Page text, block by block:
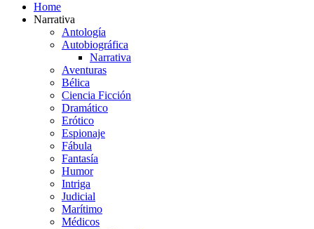
Home
Narrativa
Antología
Autobiográfica
Narrativa
Aventuras
Bélica
Ciencia Ficción
Dramático
Erótico
Espionaje
Fábula
Fantasía
Humor
Intriga
Judicial
Marítimo
Médicos